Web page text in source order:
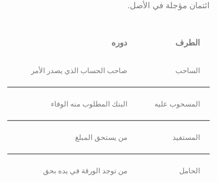
ائتمان مؤجلة في الأصل.
الطرف دوره
الساحب صاحب الحساب الذي يصدر الأمر
المسحوب عليه البنك المطلوب منه الوفاء
المستفيد من يستحق المبلغ
الحامل من توجد الورقة في يده بحق